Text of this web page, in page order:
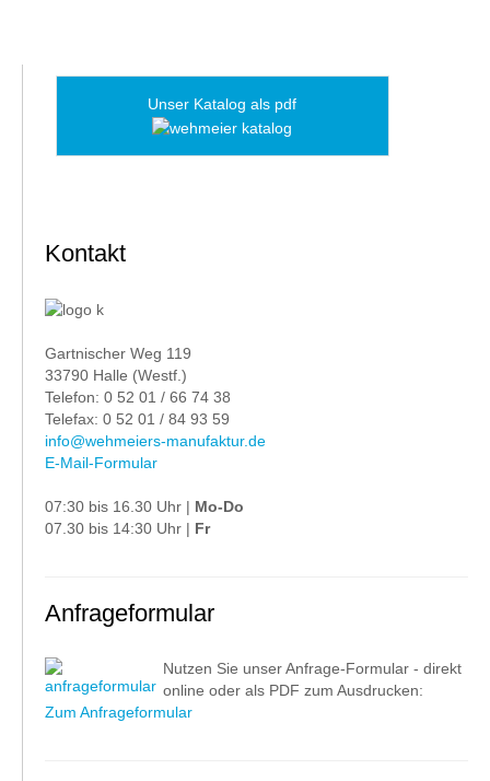
Unser Katalog als pdf
Kontakt
Gartnischer Weg 119
33790 Halle (Westf.)
Telefon: 0 52 01 / 66 74 38
Telefax: 0 52 01 / 84 93 59
info@wehmeiers-manufaktur.de
E-Mail-Formular
07:30 bis 16.30 Uhr | Mo-Do
07.30 bis 14:30 Uhr | Fr
Anfrageformular
Nutzen Sie unser Anfrage-Formular - direkt
online oder als PDF zum Ausdrucken:
Zum Anfrageformular